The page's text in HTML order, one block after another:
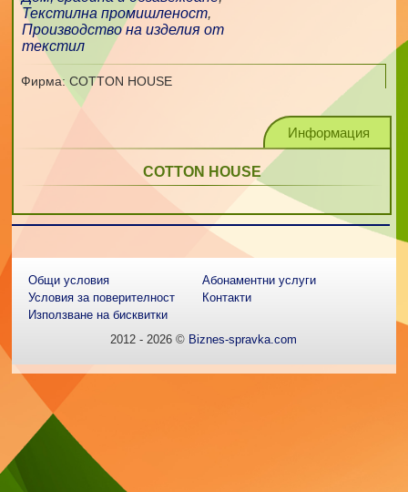
Текстилна промишленост,
Производство на изделия от
текстил
Фирма: COTTON HOUSE
Информация
COTTON HOUSE
Общи условия
Условия за поверителност
Използване на бисквитки
Абонаментни услуги
Контакти
2012 - 2026 © Biznes-spravka.com